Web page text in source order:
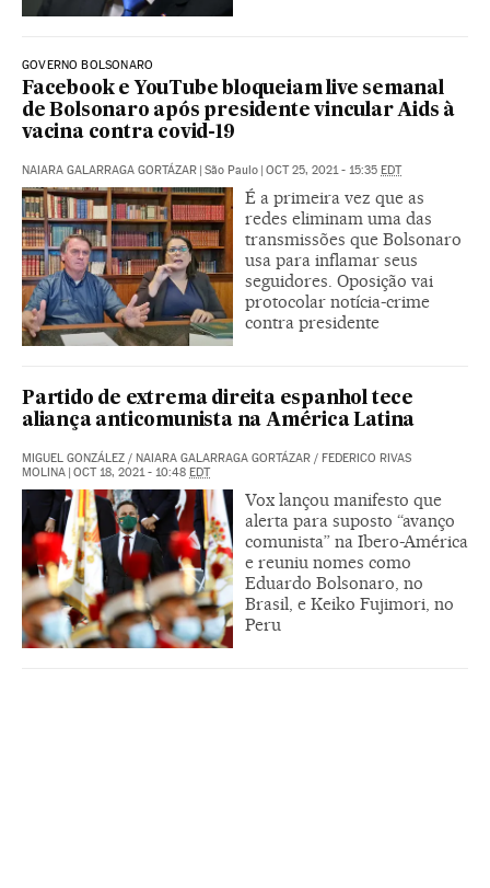
GOVERNO BOLSONARO
Facebook e YouTube bloqueiam live semanal
de Bolsonaro após presidente vincular Aids à
vacina contra covid-19
NAIARA GALARRAGA GORTÁZAR | São Paulo | OCT 25, 2021 - 15:35 EDT
É a primeira vez que as
redes eliminam uma das
transmissões que Bolsonaro
usa para inflamar seus
seguidores. Oposição vai
protocolar notícia-crime
contra presidente
Partido de extrema direita espanhol tece
aliança anticomunista na América Latina
MIGUEL GONZÁLEZ / NAIARA GALARRAGA GORTÁZAR / FEDERICO RIVAS
MOLINA | OCT 18, 2021 - 10:48 EDT
Vox lançou manifesto que
alerta para suposto “avanço
comunista” na Ibero-América
e reuniu nomes como
Eduardo Bolsonaro, no
Brasil, e Keiko Fujimori, no
Peru